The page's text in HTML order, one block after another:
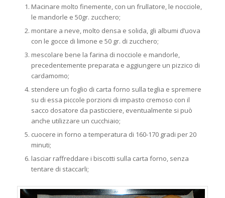
Macinare molto finemente, con un frullatore, le nocciole,
le mandorle e 50gr. zucchero;
montare a neve, molto densa e solida, gli albumi d’uova
con le gocce di limone e 50 gr. di zucchero;
mescolare bene la farina di nocciole e mandorle,
precedentemente preparata e aggiungere un pizzico di
cardamomo;
stendere un foglio di carta forno sulla teglia e spremere
su di essa piccole porzioni di impasto cremoso con il
sacco dosatore da pasticciere, eventualmente si può
anche utilizzare un cucchiaio;
cuocere in forno a temperatura di 160-170 gradi per 20
minuti;
lasciar raffreddare i biscotti sulla carta forno, senza
tentare di staccarli;